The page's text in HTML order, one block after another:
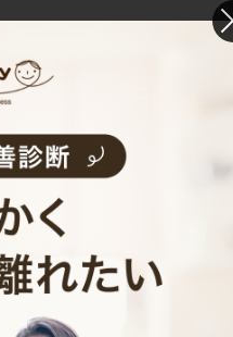
ービス内容
タビュー